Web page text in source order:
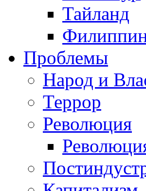
Тайланд
Проблемы
Народ и
Террор
Революция